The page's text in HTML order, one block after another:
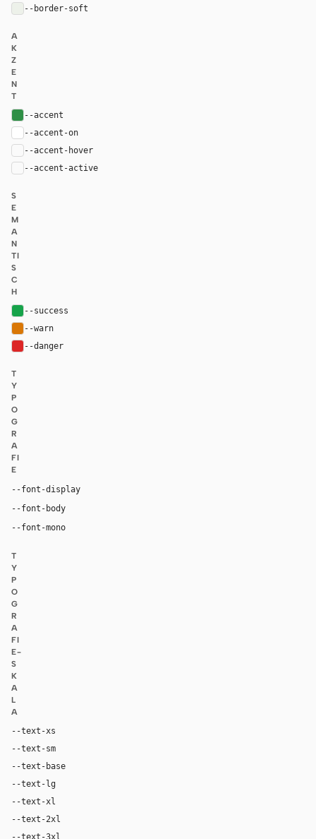
--border-soft
A
K
Z
E
N
T
--accent
--accent-on
--accent-hover
--accent-active
S
E
M
A
N
TI
S
C
H
--success
--warn
--danger
T
Y
P
O
G
R
A
FI
E
--font-display
--font-body
--font-mono
T
Y
P
O
G
R
A
FI
E-
S
K
A
L
A
--text-xs
--text-sm
--text-base
--text-lg
--text-xl
--text-2xl
--text-3xl